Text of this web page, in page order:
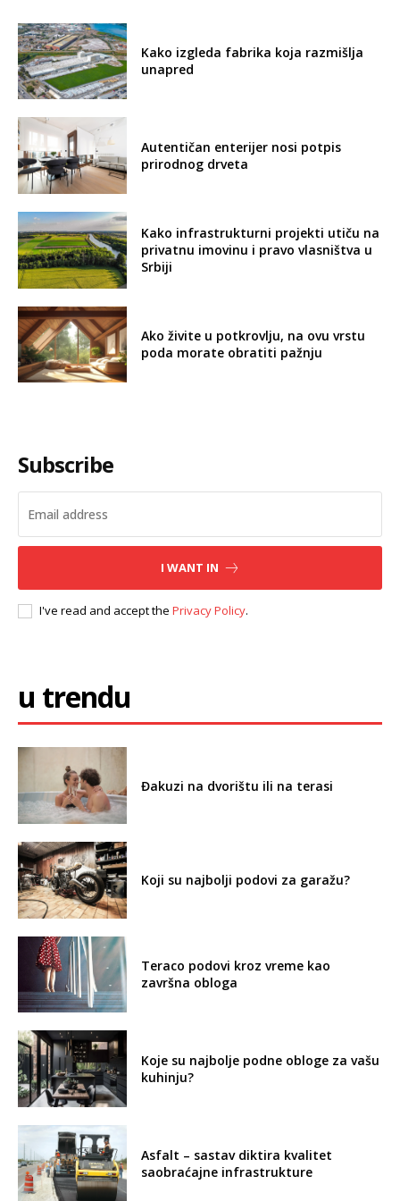
Kako izgleda fabrika koja razmišlja
unapred
Autentičan enterijer nosi potpis
prirodnog drveta
Kako infrastrukturni projekti utiču na
privatnu imovinu i pravo vlasništva u
Srbiji
Ako živite u potkrovlju, na ovu vrstu
poda morate obratiti pažnju
Subscribe
I WANT IN
I've read and accept the Privacy Policy.
u trendu
Đakuzi na dvorištu ili na terasi
Koji su najbolji podovi za garažu?
Teraco podovi kroz vreme kao
završna obloga
Koje su najbolje podne obloge za vašu
kuhinju?
Asfalt – sastav diktira kvalitet
saobraćajne infrastrukture